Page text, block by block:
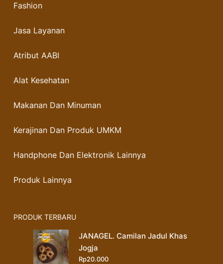
Fashion
Jasa Layanan
Atribut AABI
Alat Kesehatan
Makanan Dan Minuman
Kerajinan Dan Produk UMKM
Handphone Dan Elektronik Lainnya
Produk Lainnya
PRODUK TERBARU
JANAGEL. Camilan Jadul Khas
Jogja
Rp20.000